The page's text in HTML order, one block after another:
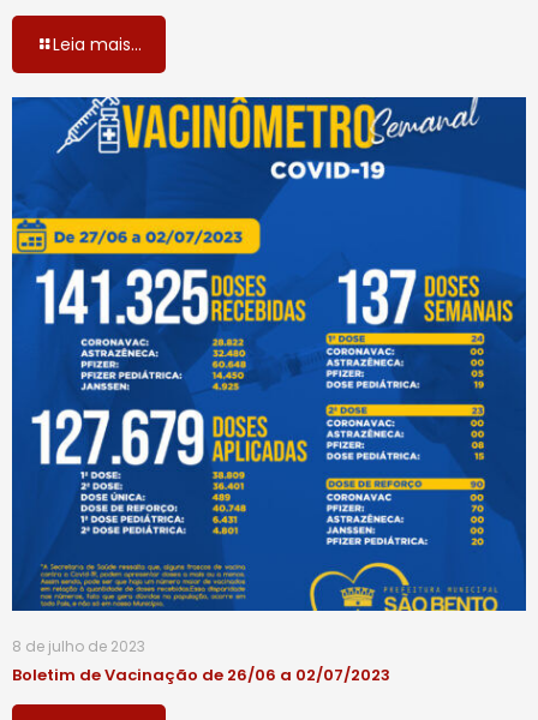
Leia mais...
8 de julho de 2023
Boletim de Vacinação de 26/06 a 02/07/2023